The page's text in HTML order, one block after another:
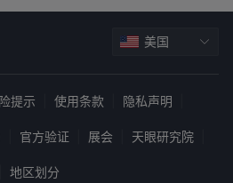
作空间（专家顾问），交易者可以快
集成自动化系统。您在金融市场上开
美国
提示 使用条款 隐私声明
官方验证 展会 天眼研究院
地区划分